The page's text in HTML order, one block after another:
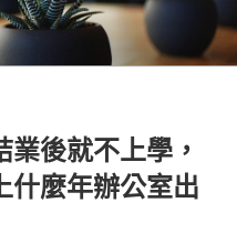
後就不上學，
什麼年辦公室出